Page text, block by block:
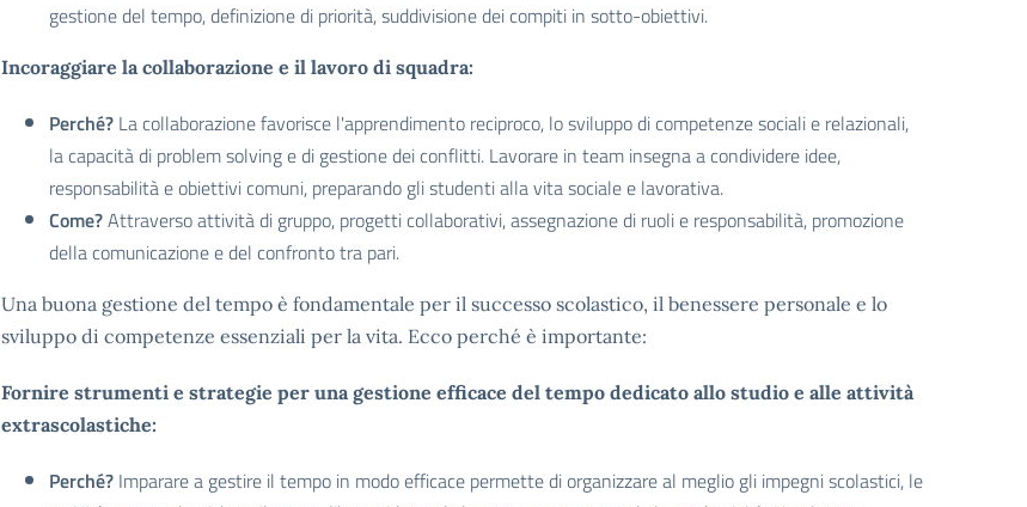
gestione del tempo, definizione di priorità, suddivisione dei compiti in sotto-obiettivi.
Incoraggiare la collaborazione e il lavoro di squadra:
Perché? La collaborazione favorisce l'apprendimento reciproco, lo sviluppo di competenze sociali e relazionali,
la capacità di problem solving e di gestione dei conflitti. Lavorare in team insegna a condividere idee,
responsabilità e obiettivi comuni, preparando gli studenti alla vita sociale e lavorativa.
Come?Attraverso attività di gruppo, progetti collaborativi, assegnazione di ruoli e responsabilità, promozione
della comunicazione e del confronto tra pari.
Una buona gestione del tempo è fondamentale per il successo scolastico, il benessere personale e lo
sviluppo di competenze essenziali per la vita. Ecco perché è importante:
Fornire strumenti e strategie per una gestione efficace del tempo dedicato allo studio e alle attività
extrascolastiche:
Perché? Imparare a gestire il tempo in modo efficace permette di organizzare al meglio gli impegni scolastici, le